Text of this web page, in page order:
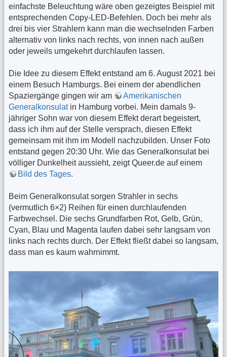
einfachste Beleuchtung wäre oben gezeigtes Beispiel mit
entsprechenden Copy-LED-Befehlen. Doch bei mehr als
drei bis vier Strahlern kann man die wechselnden Farben
alternativ von links nach rechts, von innen nach außen
oder jeweils umgekehrt durchlaufen lassen.
Die Idee zu diesem Effekt entstand am 6. August 2021 bei
einem Besuch Hamburgs. Bei einem der abendlichen
Spaziergänge gingen wir am
Amerikanischen
Generalkonsulatin Hamburg vorbei. Mein damals 9-
jähriger Sohn war von diesem Effekt derart begeistert,
dass ich ihm auf der Stelle versprach, diesen Effekt
gemeinsam mit ihm im Modell nachzubilden. Unser Foto
entstand gegen 20:30 Uhr. Wie das Generalkonsulat bei
völliger Dunkelheit aussieht, zeigt Queer.de auf einem
Bild des Tages.
Beim Generalkonsulat sorgen Strahler in sechs
(vermutlich 6×2) Reihen für einen durchlaufenden
Farbwechsel. Die sechs Grundfarben Rot, Gelb, Grün,
Cyan, Blau und Magenta laufen dabei sehr langsam von
links nach rechts durch. Der Effekt fließt dabei so langsam,
dass man es kaum wahrnimmt.